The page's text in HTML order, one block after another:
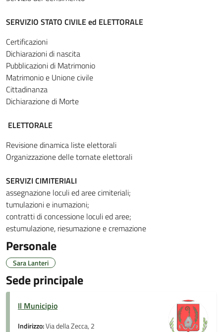
SERVIZIO STATO CIVILE ed ELETTORALE
Certificazioni
Dichiarazioni di nascita
Pubblicazioni di Matrimonio
Matrimonio e Unione civile
Cittadinanza
Dichiarazione di Morte
ELETTORALE
Revisione dinamica liste elettorali
Organizzazione delle tornate elettorali
SERVIZI CIMITERIALI
assegnazione loculi ed aree cimiteriali;
tumulazioni e inumazioni;
contratti di concessione loculi ed aree;
estumulazione, riesumazione e cremazione
Personale
Sara Lanteri
Sede principale
Il Municipio
Indirizzo:Via della Zecca, 2